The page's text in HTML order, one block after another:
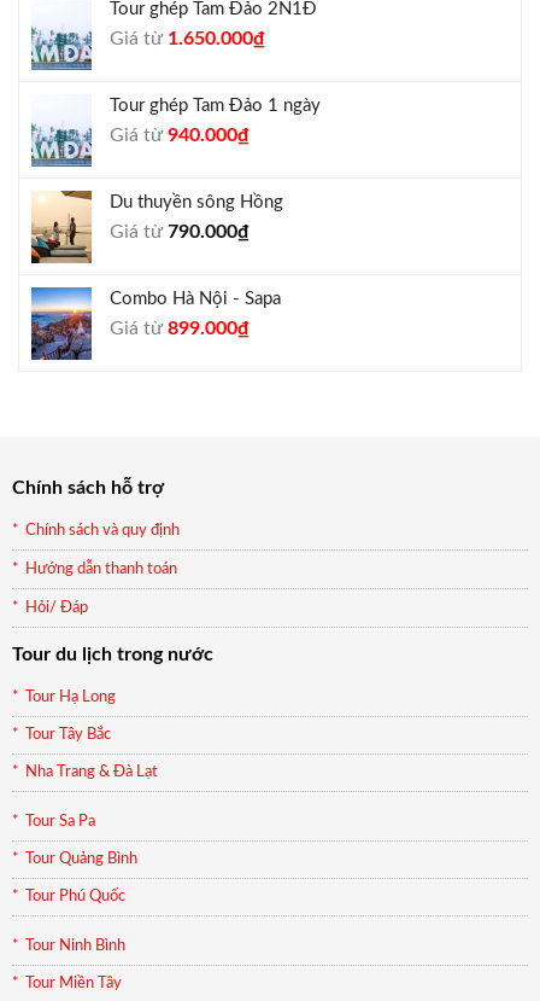
1.300.000₫.là:
Tour ghép Tam Đảo 2N1Đ
Giá từ Giá
1.800.000₫.
1.650.000₫Giá
là:
Tour ghép Tam Đảo 1 ngày
Giá từGiá
1.000.000₫.
940.000₫Giá
là:
Du thuyền sông Hồng
Giá từ790.000₫
Combo Hà Nội - Sapa
Giá từGiá
899.000₫Giá
Chính sách hỗ trợ
Chính sách và quy định
Hướng dẫn thanh toán
Hỏi/ Đáp
Tour du lịch trong nước
Tour Hạ Long
Tour Tây Bắc
Nha Trang & Đà Lạt
Tour Sa Pa
Tour Quảng Bình
Tour Phú Quốc
Tour Ninh Bình
Tour Miền Tây